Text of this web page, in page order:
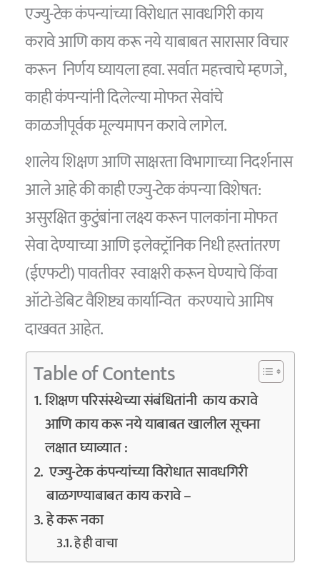
एज्यु-टेक कंपन्यांच्या विरोधात सावधगिरी काय
करावे आणि काय करू नये याबाबत सारासार विचार
करून निर्णय घ्यायला हवा. सर्वात महत्त्वाचे म्हणजे,
काही कंपन्यांनी दिलेल्या मोफत सेवांचे
काळजीपूर्वक मूल्यमापन करावे लागेल.
शालेय शिक्षण आणि साक्षरता विभागाच्या निदर्शनास
आले आहे की काही एज्यु-टेक कंपन्या विशेषत:
असुरक्षित कुटुंबांना लक्ष्य करून पालकांना मोफत
सेवा देण्याच्या आणि इलेक्ट्रॉनिक निधी हस्तांतरण
(ईएफटी) पावतीवर स्वाक्षरी करून घेण्याचे किंवा
ऑटो-डेबिट वैशिष्ट्य कार्यान्वित करण्याचे आमिष
दाखवत आहेत.
Table of Contents
शिक्षण परिसंस्थेच्या संबंधितांनी काय करावे
आणि काय करू नये याबाबत खालील सूचना
लक्षात घ्याव्यात :
एज्यु-टेक कंपन्यांच्या विरोधात सावधगिरी
बाळगण्याबाबत काय करावे –
हे करू नका
हे ही वाचा